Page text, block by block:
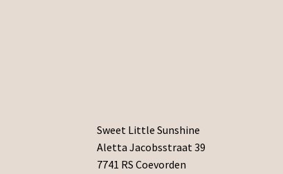
Sweet Little Sunshine
Aletta Jacobsstraat 39
7741 RS Coevorden